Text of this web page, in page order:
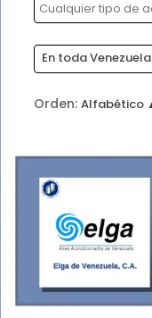
En toda Venezuela
Orden: